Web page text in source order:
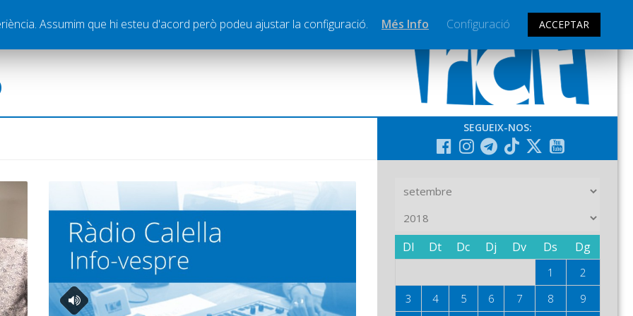
Publicitat Contacte
SEGUEIX-NOS:
Dl Dt Dc Dj Dv Ds Dg
1
2
3
4 5 6 7 8 9
Assumim que hi esteu d'acord però podeu ajustar la configuració. Més Info Configuració ACCEPTAR